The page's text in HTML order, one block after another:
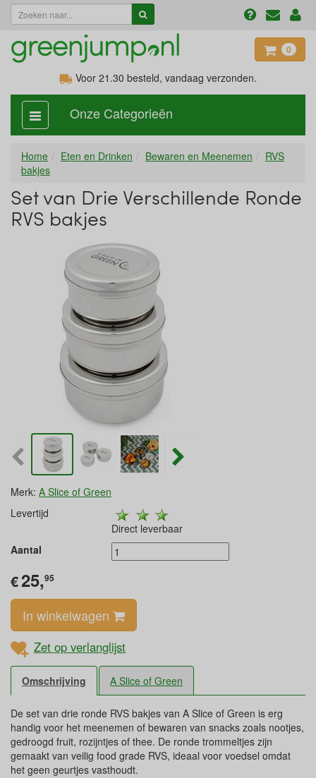
0
Voor 21.30 besteld, vandaag verzonden.
categorie
aan,
Onze Categorieën
Home Eten en Drinken Bewaren en Meenemen
RVS
bakjes
Set van Drie Verschillende Ronde
RVS bakjes
Merk: A Slice of Green
Levertijd
Direct leverbaar
Aantal
€25,95
In winkelwagen
Zet op verlanglijst
Omschrijving A Slice of Green
De set van drie ronde RVS bakjes van A Slice of Green is erg
handig voor het meenemen of bewaren van snacks zoals nootjes,
gedroogd fruit, rozijntjes of thee. De ronde trommeltjes zijn
gemaakt van veilig food grade RVS, ideaal voor voedsel omdat
het geen geurtjes vasthoudt.